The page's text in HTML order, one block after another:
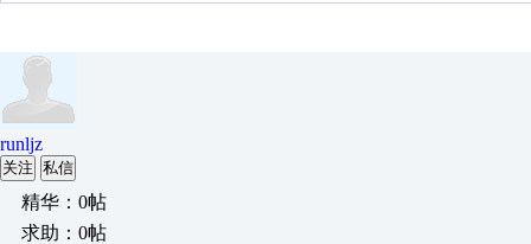
runljz
关注 私信
精华：0帖
求助：0帖